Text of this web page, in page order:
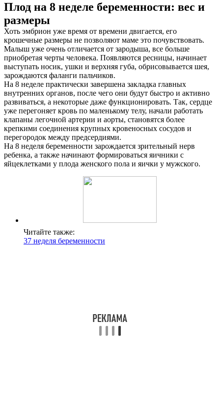
Плод на 8 неделе беременности: вес и
размеры
Хоть эмбрион уже время от времени двигается, его
крошечные размеры не позволяют маме это почувствовать.
Малыш уже очень отличается от зародыша, все больше
приобретая черты человека. Появляются ресницы, начинает
выступать носик, ушки и верхняя губа, обрисовывается шея,
зарождаются фаланги пальчиков.
На 8 неделе практически завершена закладка главных
внутренних органов, после чего они будут быстро и активно
развиваться, а некоторые даже функционировать. Так, сердце
уже перегоняет кровь по маленькому телу, начали работать
клапаны легочной артерии и аорты, становятся более
крепкими соединения крупных кровеносных сосудов и
перегородок между предсердиями.
На 8 неделя беременности зарождается зрительный нерв
ребенка, а также начинают формироваться яичники с
яйцеклетками у плода женского пола и яички у мужского.
Читайте также:
37 неделя беременности